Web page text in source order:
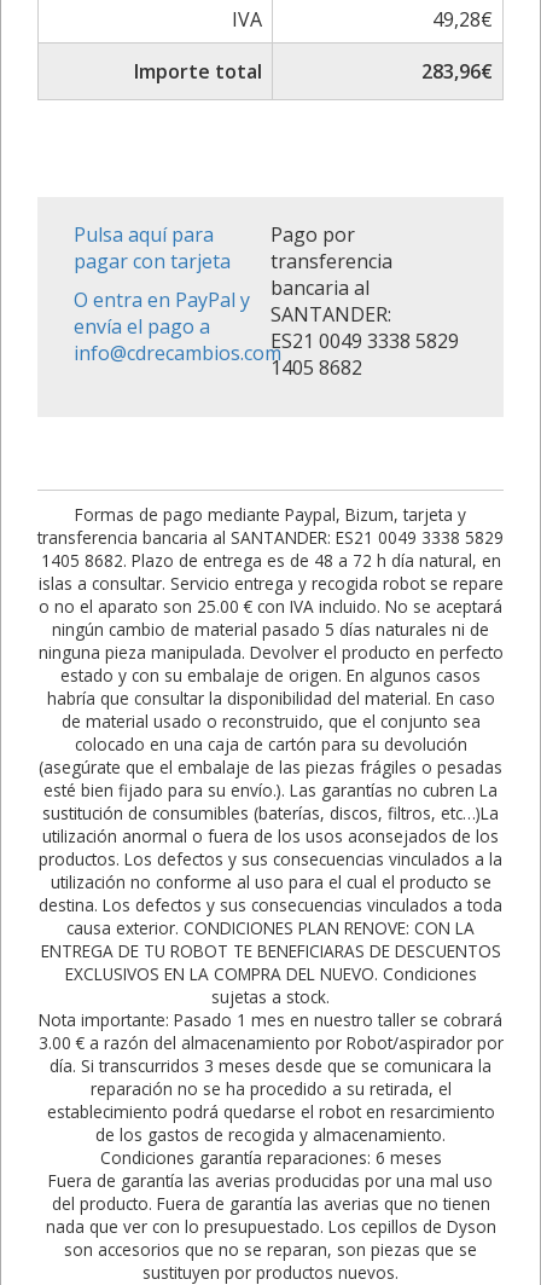
IVA
49,28€
Importe total
283,96€
Pulsa aquí para
pagar con tarjeta
O entra en PayPal y
envía el pago a
info@cdrecambios.com
Pago por
transferencia
bancaria al
SANTANDER:
ES21 0049 3338 5829
1405 8682
Formas de pago mediante Paypal, Bizum, tarjeta y
transferencia bancaria al SANTANDER: ES21 0049 3338 5829
1405 8682. Plazo de entrega es de 48 a 72 h día natural, en
islas a consultar. Servicio entrega y recogida robot se repare
o no el aparato son 25.00 € con IVA incluido. No se aceptará
ningún cambio de material pasado 5 días naturales ni de
ninguna pieza manipulada. Devolver el producto en perfecto
estado y con su embalaje de origen. En algunos casos
habría que consultar la disponibilidad del material. En caso
de material usado o reconstruido, que el conjunto sea
colocado en una caja de cartón para su devolución
(asegúrate que el embalaje de las piezas frágiles o pesadas
esté bien fijado para su envío.). Las garantías no cubren La
sustitución de consumibles (baterías, discos, filtros, etc…)La
utilización anormal o fuera de los usos aconsejados de los
productos. Los defectos y sus consecuencias vinculados a la
utilización no conforme al uso para el cual el producto se
destina. Los defectos y sus consecuencias vinculados a toda
causa exterior. CONDICIONES PLAN RENOVE: CON LA
ENTREGA DE TU ROBOT TE BENEFICIARAS DE DESCUENTOS
EXCLUSIVOS EN LA COMPRA DEL NUEVO. Condiciones
sujetas a stock.
Nota importante: Pasado 1 mes en nuestro taller se cobrará
3.00 € a razón del almacenamiento por Robot/aspirador por
día. Si transcurridos 3 meses desde que se comunicara la
reparación no se ha procedido a su retirada, el
establecimiento podrá quedarse el robot en resarcimiento
de los gastos de recogida y almacenamiento.
Condiciones garantía reparaciones: 6 meses
Fuera de garantía las averias producidas por una mal uso
del producto. Fuera de garantía las averias que no tienen
nada que ver con lo presupuestado. Los cepillos de Dyson
son accesorios que no se reparan, son piezas que se
sustituyen por productos nuevos.